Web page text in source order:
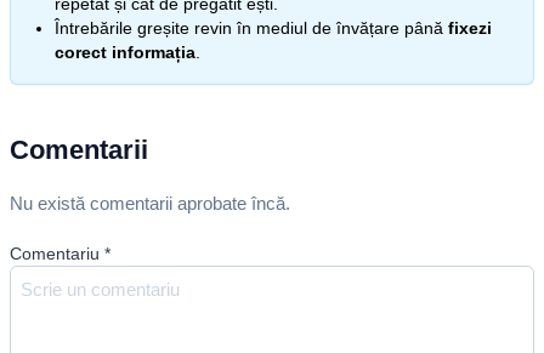
Întrebările greșite revin în mediul de învățare până fixezi
corect informația
Comentarii
Nu există comentarii aprobate încă.
Comentariu *